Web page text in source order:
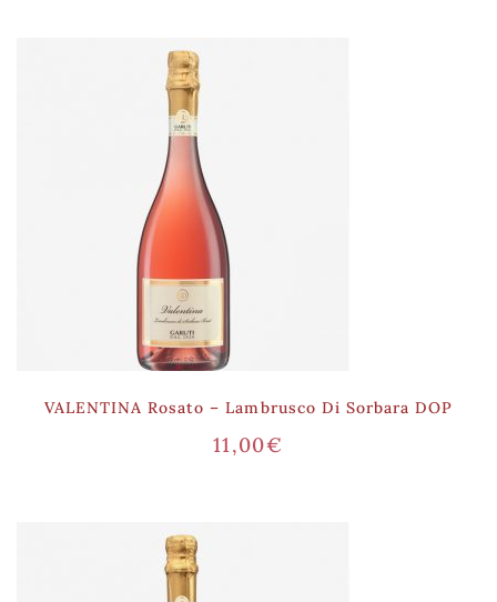
VALENTINA Rosato – Lambrusco Di Sorbara DOP
11,00€